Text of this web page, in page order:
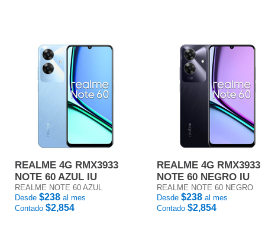
REALME 4G RMX3933
NOTE 60 AZUL IU
REALME NOTE 60 AZUL
Desde $238 al mes
Contado $2,854
REALME 4G RMX3933
NOTE 60 NEGRO IU
REALME NOTE 60 NEGRO
Desde $238 al mes
Contado $2,854